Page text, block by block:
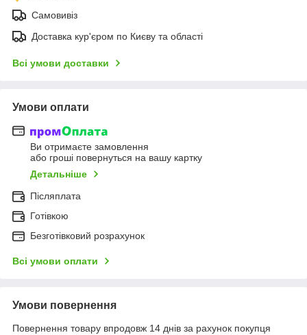
Самовивіз
Доставка кур'єром по Києву та області
Всі умови доставки
Умови оплати
Ви отримаєте замовлення
або гроші повернуться на вашу картку
Детальніше
Післяплата
Готівкою
Безготівковий розрахунок
Всі умови оплати
Умови повернення
Повернення товару впродовж 14 днів за рахунок покупця